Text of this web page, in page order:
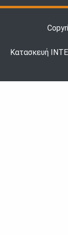
Κατασκευή